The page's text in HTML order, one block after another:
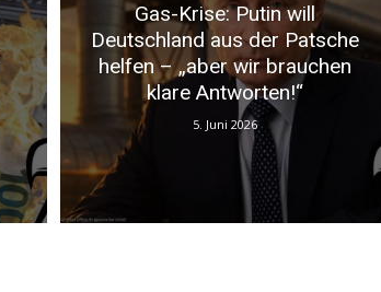
Gas-Krise: Putin will
Deutschland aus der Patsche
helfen – „aber wir brauchen
klare Antworten!“
5. Juni 2026